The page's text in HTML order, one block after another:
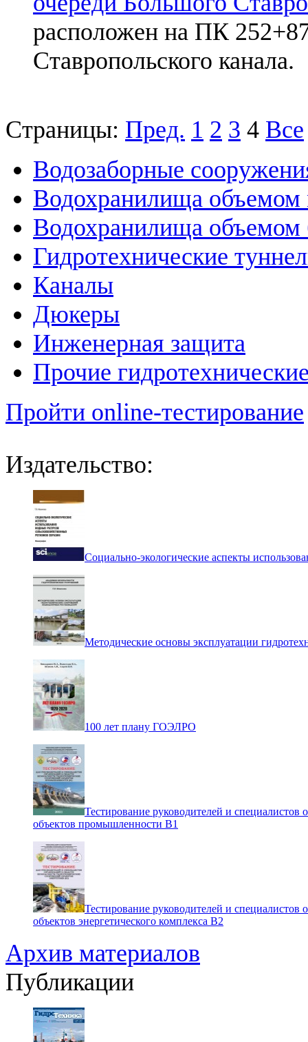
расположен на ПК
Ставропольского канала.
Страницы: Пред. 1 2 3 4 Все
Водозаборные
Водохранилища
Водохранилища объемом
Гидротехнические
Каналы
Дюкеры
Инженерная защита
Прочие
Пройти online-тестирование
Издательство:
Социально-экологические аспекты
Методические основы эксплуатации
100 лет плану ГОЭЛРО
Тестирование руководителей и специалистов
объектов промышленности В1
Тестирование руководителей и специалистов
объектов энергетического комплекса В2
Архив материалов
Публикации